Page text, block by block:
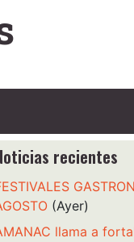
recientes
(Ayer)
llama a